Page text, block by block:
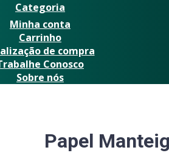
Categoria
Minha conta
Carrinho
de compra
Conosco
Sobre nós
Papel